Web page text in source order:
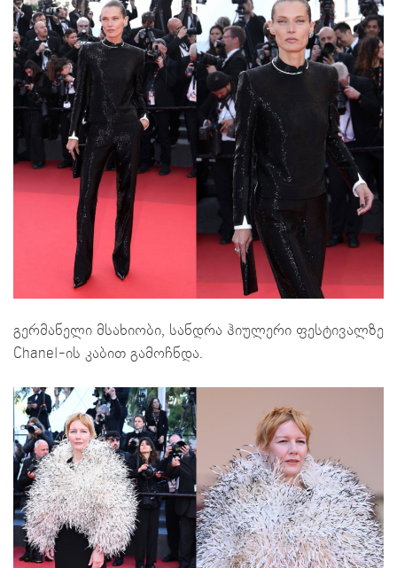
გერმანელი მსახიობი, სანდრა ჰიულერი ფესტივალზე
Chanel-ის კაბით გამოჩნდა.